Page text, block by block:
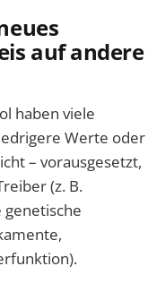
auf andere
haben viele
Werte oder
– vorausgesetzt,
(z. B.